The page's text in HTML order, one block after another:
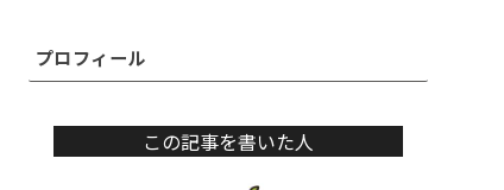
プロフィール
この記事を書いた人